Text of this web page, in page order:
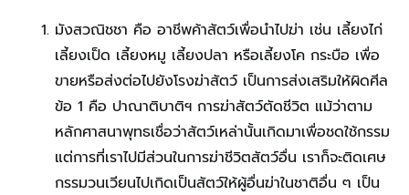
มังสวณิชชา คือ อาชีพค้าสัตว์เพื่อนำไปฆ่า เช่น เลี้ยงไก่
เลี้ยงเป็ด เลี้ยงหมู เลี้ยงปลา หรือเลี้ยงโค กระบือ เพื่อ
ขายหรือส่งต่อไปยังโรงฆ่าสัตว์ เป็นการส่งเสริมให้ผิดศีล
ข้อ 1 คือ ปาณาติบาติฯ การฆ่าสัตว์ตัดชีวิต แม้ว่าตาม
หลักศาสนาพุทธเชื่อว่าสัตว์เหล่านั้นเกิดมาเพื่อชดใช้กรรม
แต่การที่เราไปมีส่วนในการฆ่าชีวิตสัตว์อื่น เราก็จะติดเศษ
กรรมวนเวียนไปเกิดเป็นสัตว์ให้ผู้อื่นฆ่าในชาติอื่น ๆ เป็น